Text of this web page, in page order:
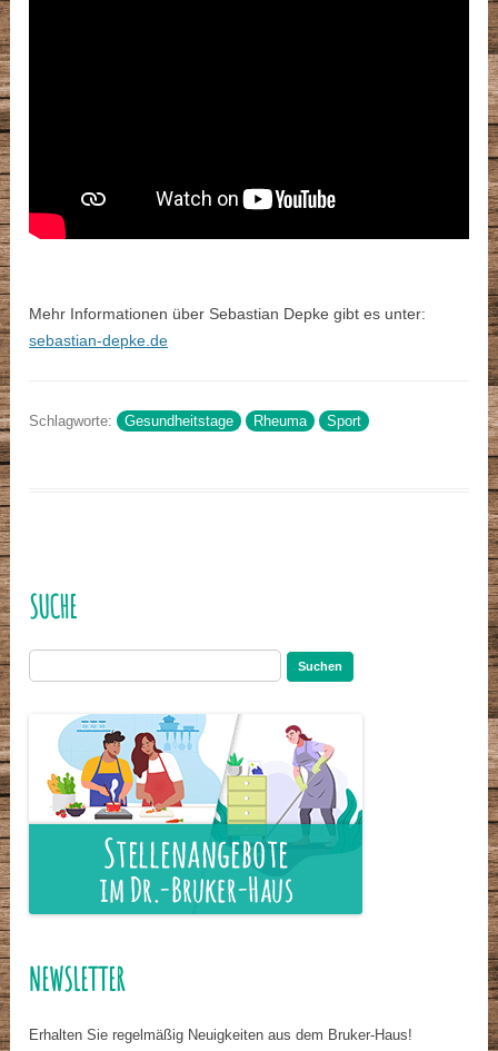
Mehr Informationen über Sebastian Depke gibt es unter:
sebastian-depke.de
Schlagworte: Gesundheitstage Rheuma Sport
SUCHE
nach:
NEWSLETTER
Erhalten Sie regelmäßig Neuigkeiten aus dem Bruker-Haus!